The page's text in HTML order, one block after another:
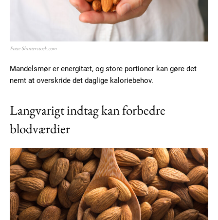
Foto: Shutterstock.com
Mandelsmør er energitæt, og store portioner kan gøre det
nemt at overskride det daglige kaloriebehov.
Langvarigt indtag kan forbedre
blodværdier